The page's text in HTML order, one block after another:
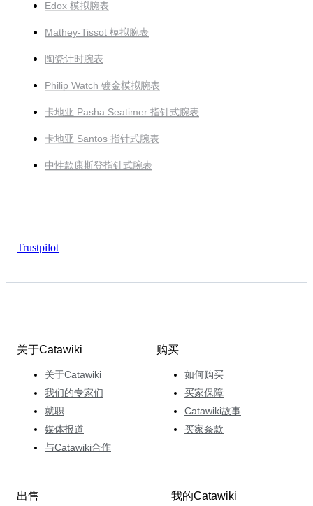
Edox 模拟腕表
Mathey-Tissot 模拟腕表
陶瓷计时腕表
Philip Watch 镀金模拟腕表
卡地亚 Pasha Seatimer 指针式腕表
卡地亚 Santos 指针式腕表
中性款康斯登指针式腕表
Trustpilot
关于Catawiki
关于Catawiki
我们的专家们
就职
媒体报道
与Catawiki合作
购买
如何购买
买家保障
Catawiki故事
买家条款
出售 我的Catawiki